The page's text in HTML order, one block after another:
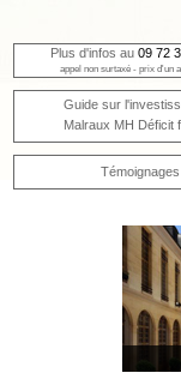
Plus d'infos au 09 72
appel non surtaxé - prix d'un
Guide sur
Malraux MH Déficit
Témoignages